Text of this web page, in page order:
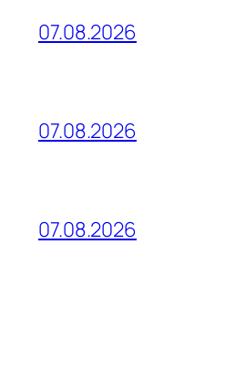
07.08.2026
07.08.2026
07.08.2026